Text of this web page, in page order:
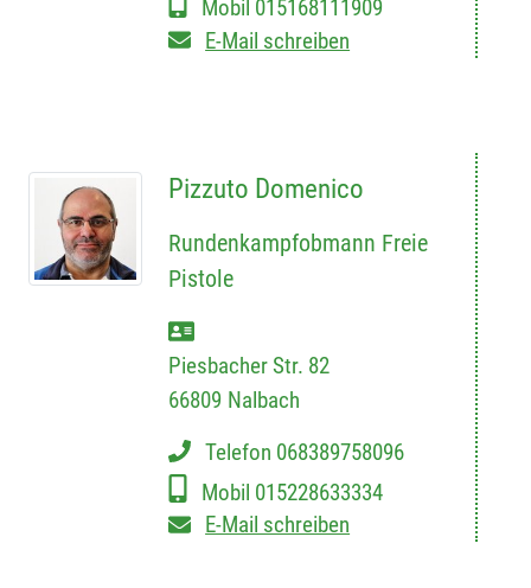
Mobil 015168111909
E-Mail schreiben
Pizzuto Domenico
Rundenkampfobmann Freie
Pistole
Piesbacher Str. 82
66809 Nalbach
Telefon 068389758096
Mobil 015228633334
E-Mail schreiben